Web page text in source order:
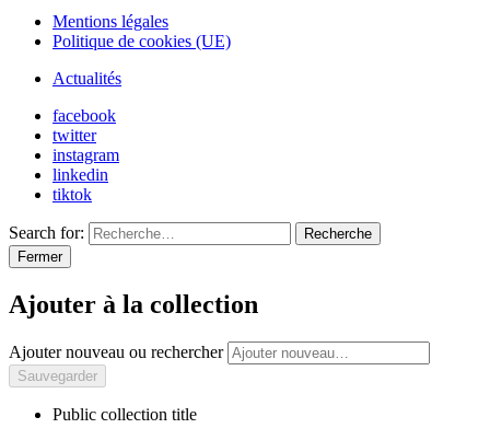
Mentions légales
Politique de cookies (UE)
Actualités
facebook
twitter
instagram
linkedin
tiktok
Search for:
Recherche
Fermer
Ajouter à la collection
Ajouter nouveau ou rechercher
Public collection title